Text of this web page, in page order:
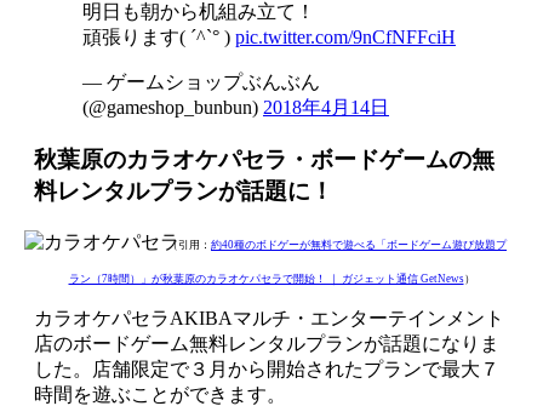
明日も朝から机組み立て！
頑張ります( ´^`° ) pic.twitter.com/9nCfNFFciH
— ゲームショップぶんぶん
(@gameshop_bunbun) 2018年4月14日
秋葉原のカラオケパセラ・ボードゲームの無
料レンタルプランが話題に！
（引用： 約40種のボドゲーが無料で遊べる「ボードゲーム遊び放題プ
ラン（7時間）」が秋葉原のカラオケパセラで開始！ ｜ ガジェット通信 GetNews）
カラオケパセラAKIBAマルチ・エンターテインメント
店のボードゲーム無料レンタルプランが話題になりま
した。店舗限定で３月から開始されたプランで最大７
時間を遊ぶことができます。